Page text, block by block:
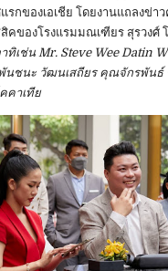
แรกของเอเชีย โดยงานแถลงข่
คของโรงแรมมณเฑียร สุรวง
ทิเช่น Mr. Steve Wee Datin
ชนะ วัฒนเสถียร คุณจักรพันธ์
คาเทีย